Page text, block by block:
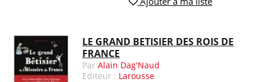
LE GRAND BETISIER DES ROIS DE
FRANCE
ParAlain Dag'Naud
Editeur : Larousse